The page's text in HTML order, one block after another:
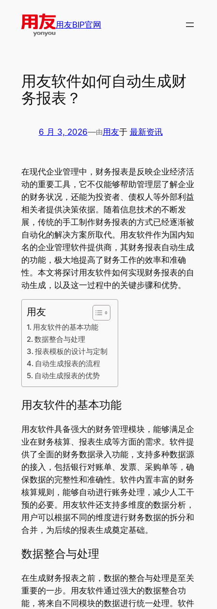
用友BIP官网
用友软件如何自动生成财
务报表？
6 月 3, 2026—由用友于 最新资讯
在现代企业管理中，财务报表是反映企业经济活
动的重要工具，它不仅能够帮助管理层了解企业
的财务状况，还能为投资者、债权人等外部利益
相关者提供决策依据。随着信息技术的不断发
展，传统的手工制作财务报表的方式已经逐渐被
自动化的解决方案所取代。用友软件作为国内知
名的企业管理软件提供商，其财务报表自动生成
的功能，极大地提高了财务工作的效率和准确
性。本文将探讨用友软件如何实现财务报表的自
动生成，以及这一过程中的关键步骤和优势。
用友
用友软件的基本功能
数据整合与处理
报表模板的设计与定制
自动生成报表的流程
自动生成报表的优势
用友软件的基本功能
用友软件具备强大的财务管理模块，能够满足企
业在财务核算、报表生成等方面的需求。软件提
供了全面的财务数据录入功能，支持多种数据源
的接入，包括银行对账单、发票、采购单等，确
保数据的完整性和准确性。软件内置丰富的财务
核算规则，能够自动进行账务处理，减少人工干
预的必要。用友软件还支持多维度的数据分析，
用户可以根据不同的维度进行财务数据的拆分和
合并，为后续的报表生成奠定基础。
数据整合与处理
在生成财务报表之前，数据的整合与处理是至关
重要的一步。用友软件通过强大的数据整合功
能，将来自不同模块的数据进行统一处理。软件